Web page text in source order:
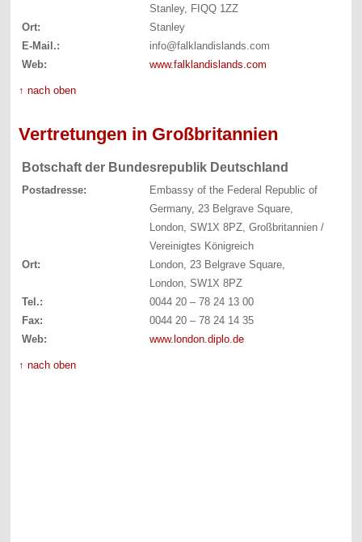
Stanley, FIQQ 1ZZ
Ort:
Stanley
E-Mail.:
info@falklandislands.com
Web:
www.falklandislands.com
↑ nach oben
Vertretungen in Großbritannien
Botschaft der Bundesrepublik Deutschland
Postadresse:
Embassy of the Federal Republic of
Germany, 23 Belgrave Square,
London, SW1X 8PZ, Großbritannien /
Vereinigtes Königreich
Ort:
London, 23 Belgrave Square,
London, SW1X 8PZ
Tel.:
0044 20 – 78 24 13 00
Fax:
0044 20 – 78 24 14 35
Web:
www.london.diplo.de
↑ nach oben